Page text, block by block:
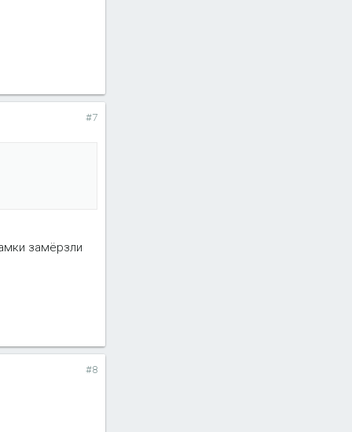
#7
замёрзли
#8